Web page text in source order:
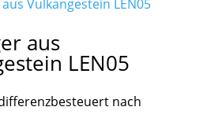
aus
LEN05
nach